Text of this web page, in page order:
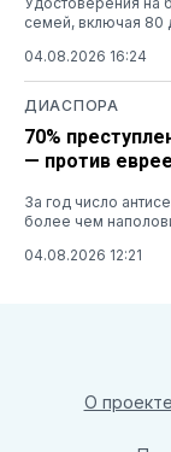
семей, включая 80
04.08.2026 16:24
ДИАСПОРА
70%
— против
За год число
более чем
04.08.2026 12:21
О проекте